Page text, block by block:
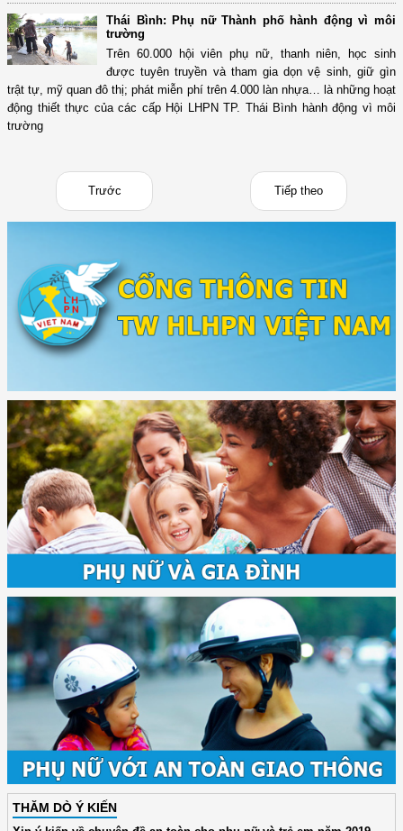
Thái Bình: Phụ nữ Thành phố hành động vì môi
trường
Trên 60.000 hội viên phụ nữ, thanh niên, học sinh
được tuyên truyền và tham gia dọn vệ sinh, giữ gìn
trật tự, mỹ quan đô thị; phát miễn phí trên 4.000 làn nhựa… là những hoạt
động thiết thực của các cấp Hội LHPN TP. Thái Bình hành động vì môi
trường
Trước Tiếp theo
THĂM DÒ Ý KIẾN